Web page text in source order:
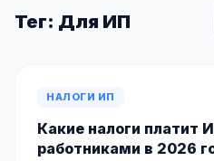
Тег: Для ИП
НАЛОГИ ИП
Какие налоги платит
работниками в 2026